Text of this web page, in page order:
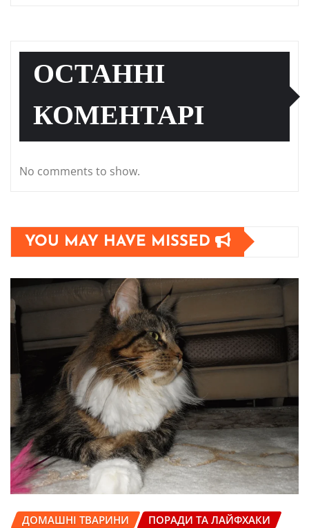
ОСТАННІ
КОМЕНТАРІ
No comments to show.
YOU MAY HAVE MISSED
ДОМАШНІ ТВАРИНИ ПОРАДИ ТА ЛАЙФХАКИ